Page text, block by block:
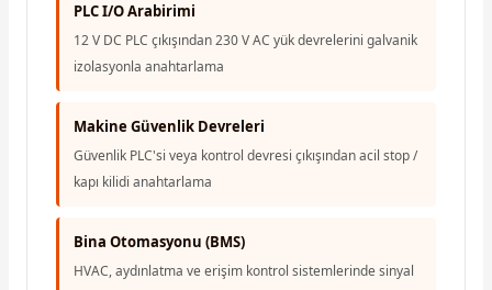
PLC I/O Arabirimi
12 V DC PLC çıkışından 230 V AC yük devrelerini galvanik
izolasyonla anahtarlama
Makine Güvenlik Devreleri
Güvenlik PLC'si veya kontrol devresi çıkışından acil stop /
kapı kilidi anahtarlama
Bina Otomasyonu (BMS)
HVAC, aydınlatma ve erişim kontrol sistemlerinde sinyal